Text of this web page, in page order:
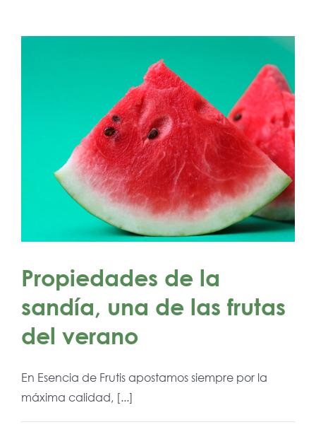
Propiedades de la
sandía, una de las frutas
del verano
En Esencia de Frutis apostamos siempre por la
máxima calidad, [...]